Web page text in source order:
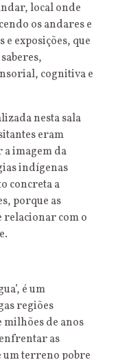
local onde
os andares e
exposições, que
cognitiva e
nesta sala
eram
a imagem da
indígenas
concreta a
porque as
relacionar com o
é um
regiões
de anos
as
um terreno pobre